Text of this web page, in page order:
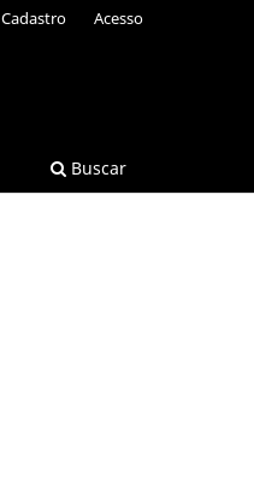
Buscar
Cadastro Acesso